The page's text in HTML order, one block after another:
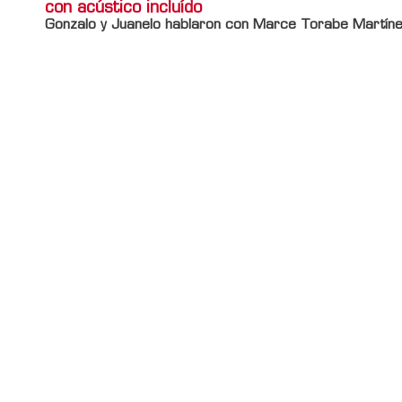
con acústico incluído
Gonzalo y Juanelo hablaron con Marce Torabe